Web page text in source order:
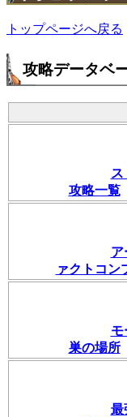
トップページへ戻る
攻略データベ
攻略一覧
ア
ァクトコン
モ
巣の場所
最